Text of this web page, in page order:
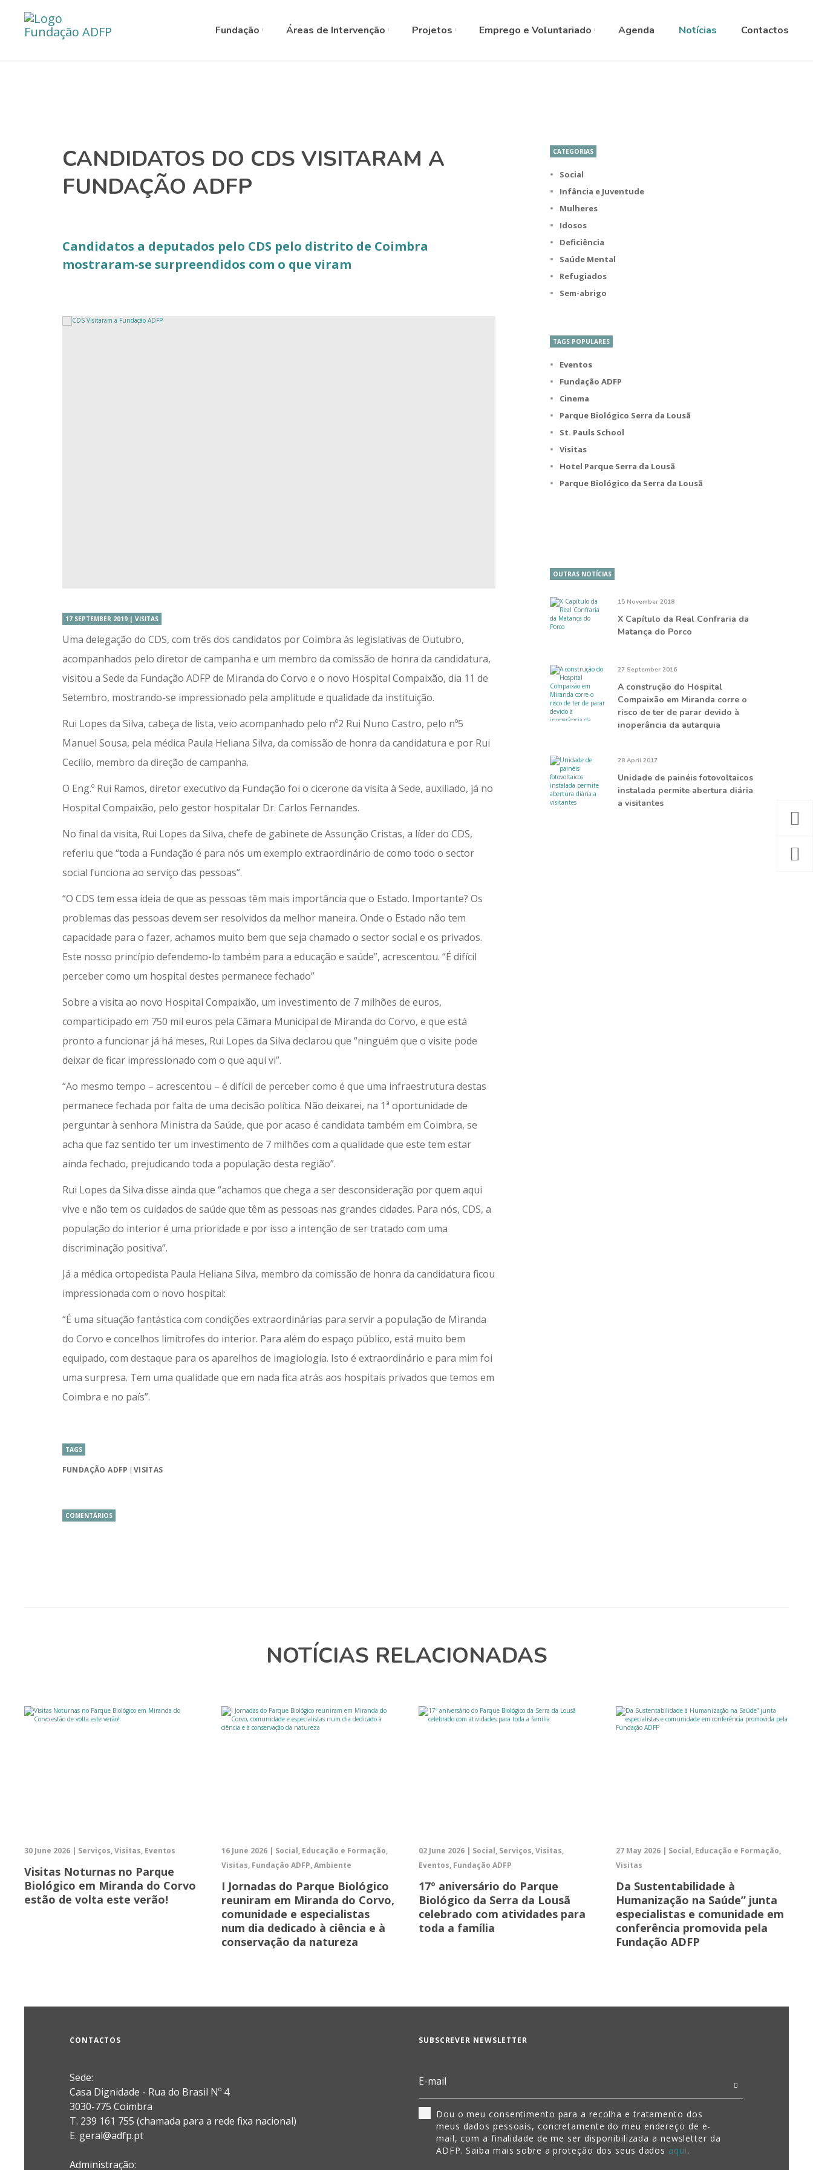
Fundação Áreas de Intervenção Projetos Emprego e Voluntariado Agenda Notícias Contactos
CANDIDATOS DO CDS VISITARAM A
FUNDAÇÃO ADFP
Candidatos a deputados pelo CDS pelo distrito de Coimbra
mostraram-se surpreendidos com o que viram
17 SEPTEMBER 2019 | VISITAS
Uma delegação do CDS, com três dos candidatos por Coimbra às legislativas de Outubro,
acompanhados pelo diretor de campanha e um membro da comissão de honra da candidatura,
visitou a Sede da Fundação ADFP de Miranda do Corvo e o novo Hospital Compaixão, dia 11 de
Setembro, mostrando-se impressionado pela amplitude e qualidade da instituição.
Rui Lopes da Silva, cabeça de lista, veio acompanhado pelo nº2 Rui Nuno Castro, pelo nº5
Manuel Sousa, pela médica Paula Heliana Silva, da comissão de honra da candidatura e por Rui
Cecílio, membro da direção de campanha.
O Eng.º Rui Ramos, diretor executivo da Fundação foi o cicerone da visita à Sede, auxiliado, já no
Hospital Compaixão, pelo gestor hospitalar Dr. Carlos Fernandes.
No final da visita, Rui Lopes da Silva, chefe de gabinete de Assunção Cristas, a líder do CDS,
referiu que “toda a Fundação é para nós um exemplo extraordinário de como todo o sector
social funciona ao serviço das pessoas”.
“O CDS tem essa ideia de que as pessoas têm mais importância que o Estado. Importante? Os
problemas das pessoas devem ser resolvidos da melhor maneira. Onde o Estado não tem
capacidade para o fazer, achamos muito bem que seja chamado o sector social e os privados.
Este nosso princípio defendemo-lo também para a educação e saúde”, acrescentou. “É difícil
perceber como um hospital destes permanece fechado”
Sobre a visita ao novo Hospital Compaixão, um investimento de 7 milhões de euros,
comparticipado em 750 mil euros pela Câmara Municipal de Miranda do Corvo, e que está
pronto a funcionar já há meses, Rui Lopes da Silva declarou que “ninguém que o visite pode
deixar de ficar impressionado com o que aqui vi”.
“Ao mesmo tempo – acrescentou – é difícil de perceber como é que uma infraestrutura destas
permanece fechada por falta de uma decisão política. Não deixarei, na 1ª oportunidade de
perguntar à senhora Ministra da Saúde, que por acaso é candidata também em Coimbra, se
acha que faz sentido ter um investimento de 7 milhões com a qualidade que este tem estar
ainda fechado, prejudicando toda a população desta região”.
Rui Lopes da Silva disse ainda que “achamos que chega a ser desconsideração por quem aqui
vive e não tem os cuidados de saúde que têm as pessoas nas grandes cidades. Para nós, CDS, a
população do interior é uma prioridade e por isso a intenção de ser tratado com uma
discriminação positiva”.
Já a médica ortopedista Paula Heliana Silva, membro da comissão de honra da candidatura ficou
impressionada com o novo hospital:
“É uma situação fantástica com condições extraordinárias para servir a população de Miranda
do Corvo e concelhos limítrofes do interior. Para além do espaço público, está muito bem
equipado, com destaque para os aparelhos de imagiologia. Isto é extraordinário e para mim foi
uma surpresa. Tem uma qualidade que em nada fica atrás aos hospitais privados que temos em
Coimbra e no país”.
TAGS
FUNDAÇÃO ADFP VISITAS
COMENTÁRIOS
CATEGORIAS
Social
Infância e Juventude
Mulheres
Idosos
Deficiência
Saúde Mental
Refugiados
Sem-abrigo
TAGS POPULARES
Eventos
Fundação ADFP
Cinema
Parque Biológico Serra da Lousã
St. Pauls School
Visitas
Hotel Parque Serra da Lousã
Parque Biológico da Serra da Lousã
OUTRAS NOTÍCIAS
15 November 2018
X Capítulo da Real Confraria da
Matança do Porco
27 September 2016
A construção do Hospital
Compaixão em Miranda corre o
risco de ter de parar devido à
inoperância da autarquia
28 April 2017
Unidade de painéis fotovoltaicos
instalada permite abertura diária
a visitantes
NOTÍCIAS RELACIONADAS
30 June 2026 | Serviços, Visitas, Eventos
Visitas Noturnas no Parque
Biológico em Miranda do Corvo
estão de volta este verão!
16 June 2026 | Social, Educação e Formação,
Visitas, Fundação ADFP, Ambiente
I Jornadas do Parque Biológico
reuniram em Miranda do Corvo,
comunidade e especialistas
num dia dedicado à ciência e à
conservação da natureza
02 June 2026 | Social, Serviços, Visitas,
Eventos, Fundação ADFP
17º aniversário do Parque
Biológico da Serra da Lousã
celebrado com atividades para
toda a família
27 May 2026 | Social, Educação e Formação,
Visitas
Da Sustentabilidade à
Humanização na Saúde” junta
especialistas e comunidade em
conferência promovida pela
Fundação ADFP
CONTACTOS
Sede:
Casa Dignidade - Rua do Brasil Nº 4
3030-775 Coimbra
T. 239 161 755 (chamada para a rede fixa nacional)
E. geral@adfp.pt
Administração:
SUBSCREVER NEWSLETTER
Dou o meu consentimento para a recolha e tratamento dos
meus dados pessoais, concretamente do meu endereço de e-
mail, com a finalidade de me ser disponibilizada a newsletter da
ADFP. Saiba mais sobre a proteção dos seus dados aqui.